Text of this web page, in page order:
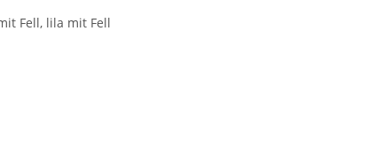
Fell, lila mit Fell